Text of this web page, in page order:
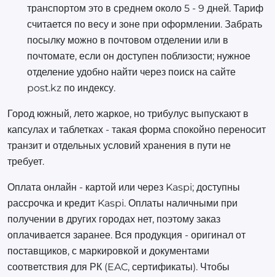
транспортом это в среднем около 5 - 9 дней. Тариф
считается по весу и зоне при оформлении. Забрать
посылку можно в почтовом отделении или в
почтомате, если он доступен поблизости; нужное
отделение удобно найти через поиск на сайте
post.kz по индексу.
Город южный, лето жаркое, но трибулус выпускают в
капсулах и таблетках - такая форма спокойно переносит
транзит и отдельных условий хранения в пути не
требует.
Оплата онлайн - картой или через Kaspi; доступны
рассрочка и кредит Kaspi. Оплаты наличными при
получении в других городах нет, поэтому заказ
оплачивается заранее. Вся продукция - оригинал от
поставщиков, с маркировкой и документами
соответствия для РК (EAC, сертификаты). Чтобы